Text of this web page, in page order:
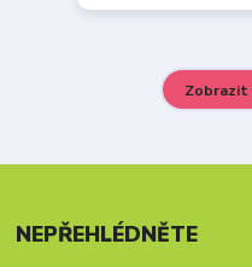
Zobrazit
NEPŘEHLÉDNĚTE